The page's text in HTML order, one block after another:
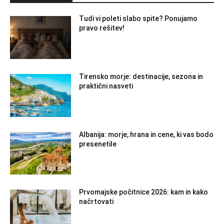
Tudi vi poleti slabo spite? Ponujamo
pravo rešitev!
Tirensko morje: destinacije, sezona in
praktični nasveti
Albanija: morje, hrana in cene, ki vas bodo
presenetile
Prvomajske počitnice 2026: kam in kako
načrtovati